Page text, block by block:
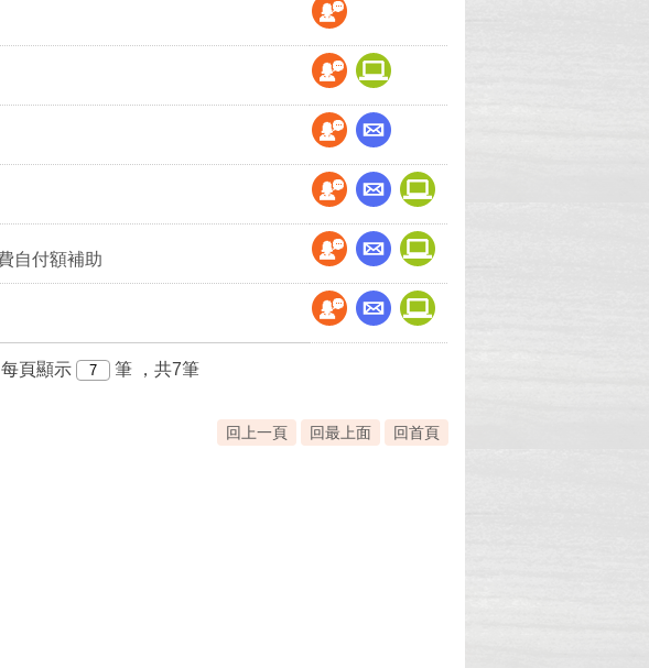
自付額補助
頁顯示 筆 ，共7筆
回上一頁 回最上面 回首頁